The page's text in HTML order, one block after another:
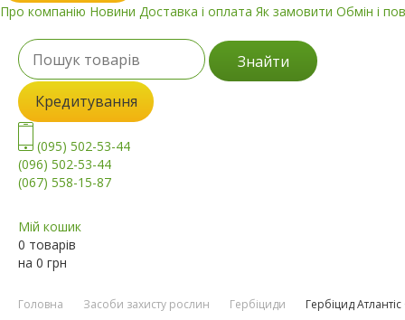
Про компанію Новини Доставка і оплата Як замовити Обмін і
Знайти
Кредитування
(095) 502-53-44
(096) 502-53-44
(067) 558-15-87
Мій кошик
0 товарів
на 0 грн
Головна Засоби захисту рослин Гербіциди Гербіцид